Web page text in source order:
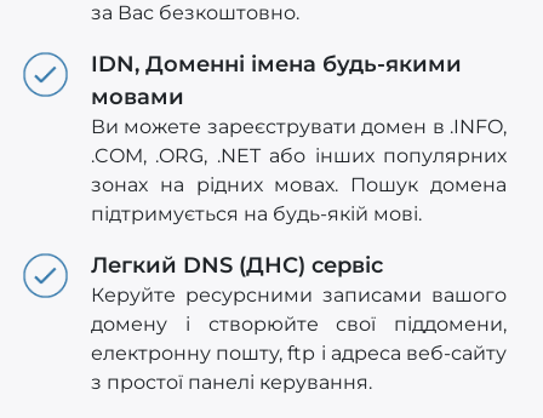
за Вас безкоштовно.
IDN, Доменні імена будь-якими
мовами
Ви можете зареєструвати домен в .INFO,
.COM, .ORG, .NET або інших популярних
зонах на рідних мовах. Пошук домена
підтримується на будь-якій мові.
Легкий DNS (ДНС) сервіс
Керуйте ресурсними записами вашого
домену і створюйте свої піддомени,
електронну пошту, ftp і адреса веб-сайту
з простої панелі керування.